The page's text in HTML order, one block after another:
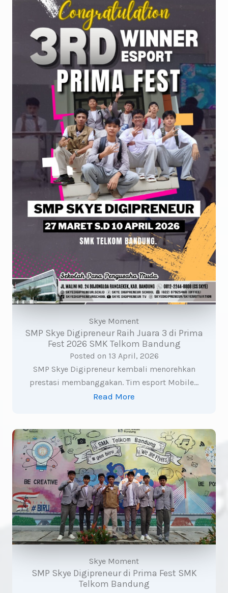
Skye Moment
SMP Skye Digipreneur Raih Juara 3 di Prima
Fest 2026 SMK Telkom Bandung
Posted on 13 April, 2026
SMP Skye Digipreneur kembali menorehkan
prestasi membanggakan. Tim esport Mobile…
Read More
Skye Moment
SMP Skye Digipreneur di Prima Fest SMK
Telkom Bandung